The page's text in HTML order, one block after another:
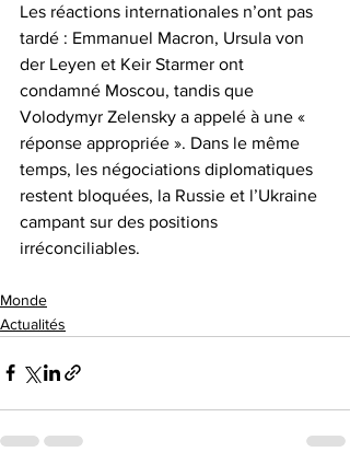
Les réactions internationales n’ont pas
tardé : Emmanuel Macron, Ursula von
der Leyen et Keir Starmer ont
condamné Moscou, tandis que
Volodymyr Zelensky a appelé à une «
réponse appropriée ». Dans le même
temps, les négociations diplomatiques
restent bloquées, la Russie et l’Ukraine
campant sur des positions
irréconciliables.
Monde
Actualités